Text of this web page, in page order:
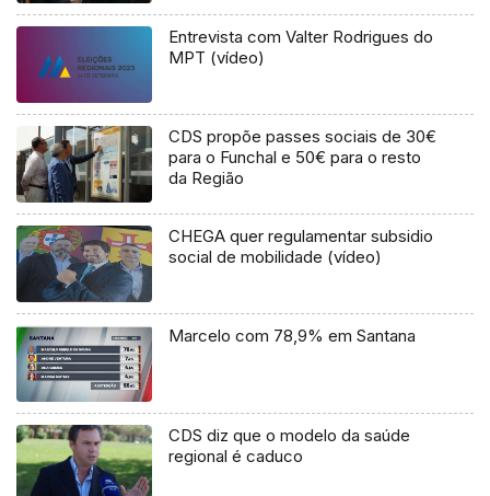
Entrevista com Valter Rodrigues do
MPT (vídeo)
CDS propõe passes sociais de 30€
para o Funchal e 50€ para o resto
da Região
CHEGA quer regulamentar subsidio
social de mobilidade (vídeo)
Marcelo com 78,9% em Santana
CDS diz que o modelo da saúde
regional é caduco